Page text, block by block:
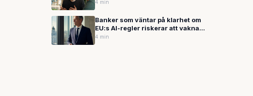
4 min
Banker som väntar på klarhet om
EU:s AI-regler riskerar att vakna
upp försent
4 min